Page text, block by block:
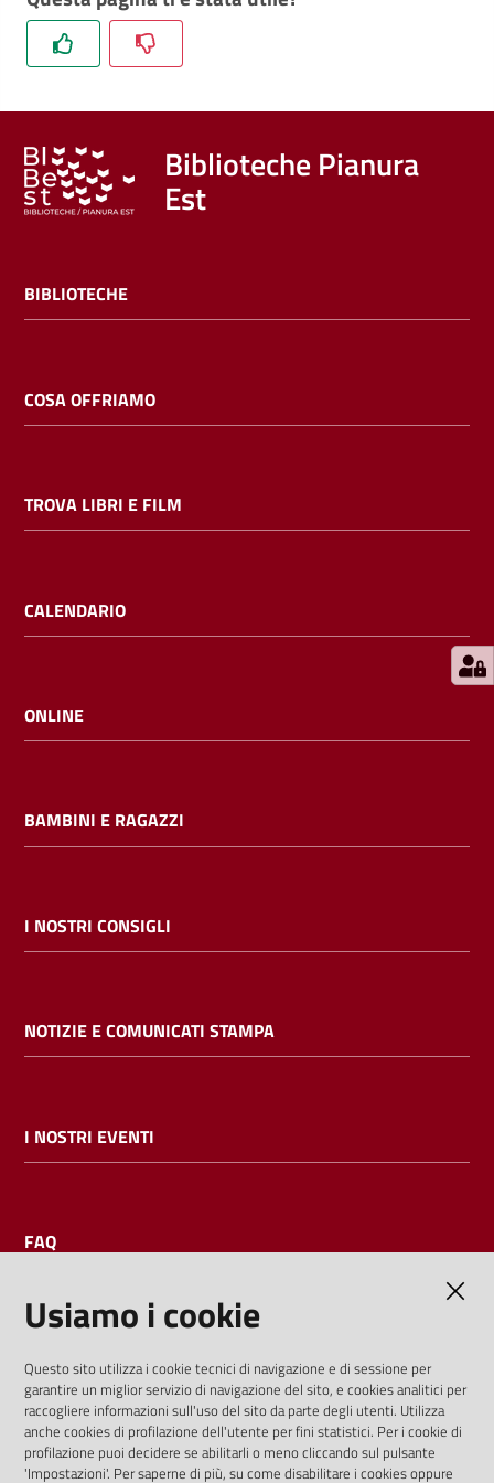
libri
Calendario
Bambini
e
E
m
i
b
Contatti
Biblioteche Pianura
Est
BIBLIOTECHE
COSA OFFRIAMO
TROVA LIBRI E FILM
CALENDARIO
ONLINE
BAMBINI E RAGAZZI
I NOSTRI CONSIGLI
NOTIZIE E COMUNICATI STAMPA
I NOSTRI EVENTI
FAQ
I dati personali pubblicati sono riutilizzabili solo alle condizioni
previste dalla direttiva comunitaria 2003/98/CE e dal d.lgs.
36/2006
Usiamo i cookie
Questo sito utilizza i cookie tecnici di navigazione e di sessione per
garantire un miglior servizio di navigazione del sito, e cookies analitici per
raccogliere informazioni sull'uso del sito da parte degli utenti. Utilizza
anche cookies di profilazione dell'utente per fini statistici. Per i cookie di
profilazione puoi decidere se abilitarli o meno cliccando sul pulsante
'Impostazioni'. Per saperne di più, su come disabilitare i cookies oppure